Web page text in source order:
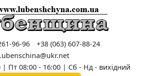
96-96
+38 (063) 607-88-24
| Пт 08:00 - 16:00 | Сб - Нд - вихідний